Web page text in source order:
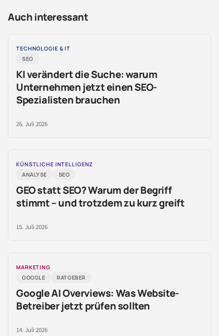
Auch interessant
TECHNOLOGIE & IT
SEO
KI verändert die Suche: warum
Unternehmen jetzt einen SEO-
Spezialisten brauchen
26. Juli 2026
KÜNSTLICHE INTELLIGENZ
ANALYSE
SEO
GEO statt SEO? Warum der Begriff
stimmt – und trotzdem zu kurz greift
15. Juli 2026
MARKETING
GOOGLE
RATGEBER
Google AI Overviews: Was Website-
Betreiber jetzt prüfen sollten
14. Juli 2026